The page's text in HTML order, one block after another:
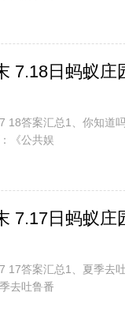
18答案汇总1、你知道
《公共娱
17答案汇总1、夏季去
去吐鲁番